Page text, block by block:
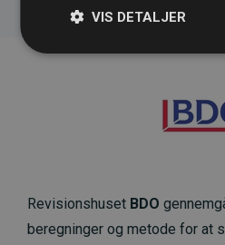
Revisionshuset BDO
beregninger og metode for at
VIS DETALJER